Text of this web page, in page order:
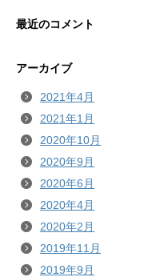
最近のコメント
アーカイブ
2021年4月
2021年1月
2020年10月
2020年9月
2020年6月
2020年4月
2020年2月
2019年11月
2019年9月